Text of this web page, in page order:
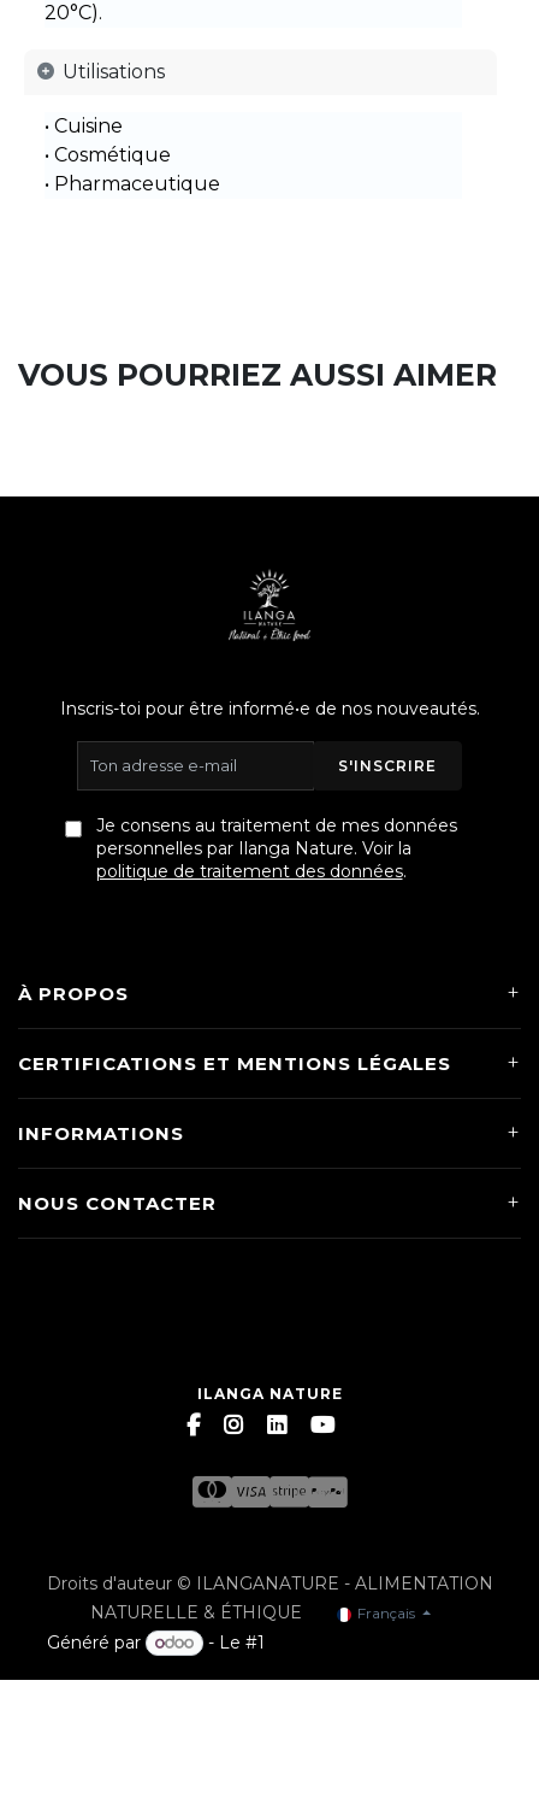
20°C).
Utilisations
• Cuisine
• Cosmétique
• Pharmaceutique
VOUS POURRIEZ AUSSI AIMER
Inscris-toi pour être informé•e de nos nouveautés.
S'INSCRIRE
Je consens au traitement de mes données
personnelles par Ilanga Nature. Voir la
politique de traitement des données.
À PROPOS
CERTIFICATIONS ET MENTIONS LÉGALES
INFORMATIONS
NOUS CONTACTER
ILANGA NATURE
Droits d'auteur © ILANGANATURE - ALIMENTATION
NATURELLE & ÉTHIQUE
Français
Généré par - Le #1